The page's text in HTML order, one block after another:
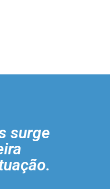
surge